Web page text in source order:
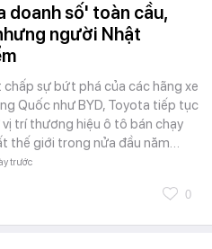
doanh số' toàn cầu,
người Nhật
chấp sự bứt phá của các hãng xe
Quốc như BYD, Toyota tiếp tục
vị trí thương hiệu ô tô bán chạy
thế giới trong nửa đầu năm…
trước
0